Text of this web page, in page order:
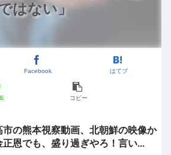
はない」
Facebook はてブ
コピー
の熊本視察動画、北朝鮮の映像か
恩でも、盛り過ぎやろ！言い...